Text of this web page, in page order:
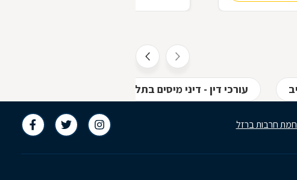
עורכי דין - דיני מיסים בתל אביב
חרבות ברזל